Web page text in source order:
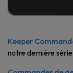
Keeper
notre dernière